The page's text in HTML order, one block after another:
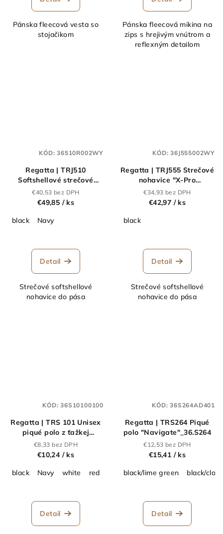
Pánska fleecová vesta so
stojačikom
Pánska fleecová mikina na
zips s hrejivým vnútrom a
reflexným detailom
Regatta | TRJ510
Softshellové strečové
nohavice "Prolite"_36.510R
€40,53 bez DPH
€49,85 / ks
black
Navy
Detail
Strečové softshellové
nohavice do pása
KÓD:36510R002WY
Regatta | TRJ555 Strečové
nohavice "X-Pro
Beacon"_36.J555
€34,93 bez DPH
€42,97 / ks
black
Detail
Strečové softshellové
nohavice do pása
KÓD:36J555002WY
Regatta | TRS 101 Unisex
piqué polo z ťažkej
bavlny_36.S101
€8,33 bez DPH
€10,24 / ks
black
Navy white red royal blue Heather Grey
Detail
KÓD:36S10100100
Regatta | TRS264 Piqué
polo "Navigate"_36.S264
€12,53 bez DPH
€15,41 / ks
black/lime green
black/
Detail
KÓD:36S264AD401